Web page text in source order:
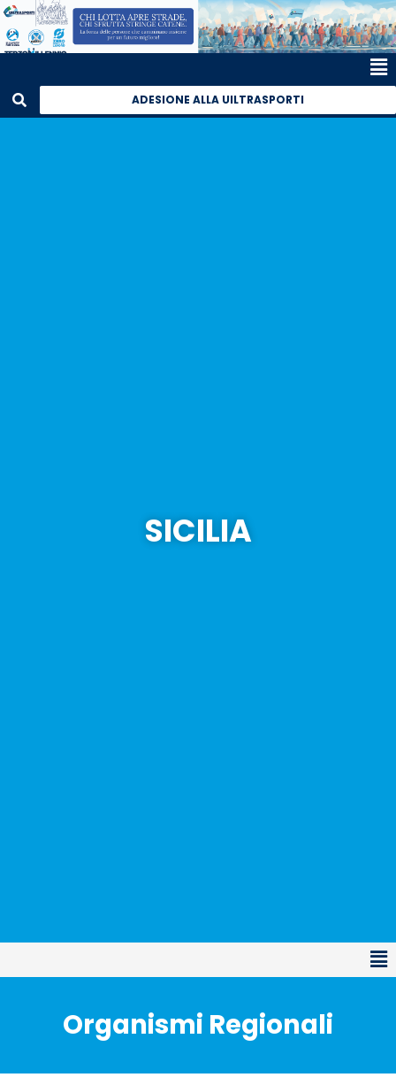
ADESIONE ALLA UILTRASPORTI
SICILIA
Organismi Regionali